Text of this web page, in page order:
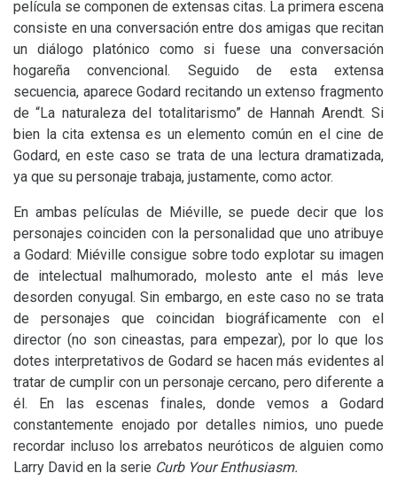
película se componen de extensas citas. La primera escena
consiste en una conversación entre dos amigas que recitan
un diálogo platónico como si fuese una conversación
hogareña convencional. Seguido de esta extensa
secuencia, aparece Godard recitando un extenso fragmento
de “La naturaleza del totalitarismo” de Hannah Arendt. Si
bien la cita extensa es un elemento común en el cine de
Godard, en este caso se trata de una lectura dramatizada,
ya que su personaje trabaja, justamente, como actor.
En ambas películas de Miéville, se puede decir que los
personajes coinciden con la personalidad que uno atribuye
a Godard: Miéville consigue sobre todo explotar su imagen
de intelectual malhumorado, molesto ante el más leve
desorden conyugal. Sin embargo, en este caso no se trata
de personajes que coincidan biográficamente con el
director (no son cineastas, para empezar), por lo que los
dotes interpretativos de Godard se hacen más evidentes al
tratar de cumplir con un personaje cercano, pero diferente a
él. En las escenas finales, donde vemos a Godard
constantemente enojado por detalles nimios, uno puede
recordar incluso los arrebatos neuróticos de alguien como
Larry David en la serie Curb Your Enthusiasm.